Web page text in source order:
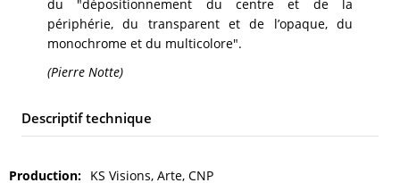
du "dépositionnement du centre et de la
périphérie, du transparent et de l’opaque, du
monochrome et du multicolore".
(Pierre Notte)
Descriptif technique
Production
KS Visions, Arte, CNP